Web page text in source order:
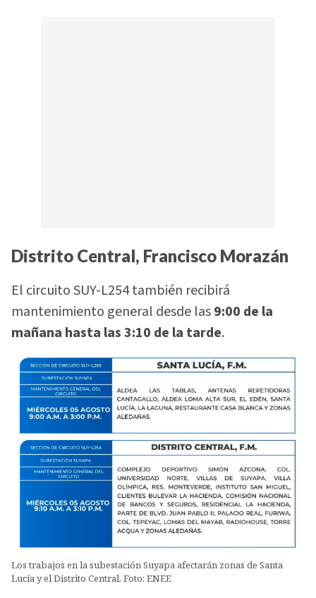
Distrito Central, Francisco Morazán
El circuito SUY-L254 también recibirá
mantenimiento general desde las9:00 de la
mañana hasta las 3:10 de la tarde.
Los trabajos en la subestación Suyapa afectarán zonas de Santa
Lucía y el Distrito Central. Foto: ENEE